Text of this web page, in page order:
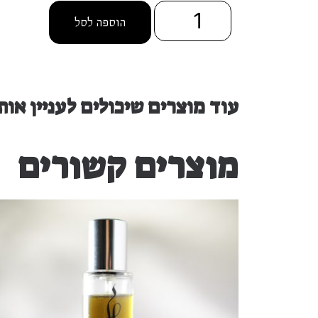
הוספה לסל
עוד מוצרים שיכולים לעניין
מוצרים קשורים